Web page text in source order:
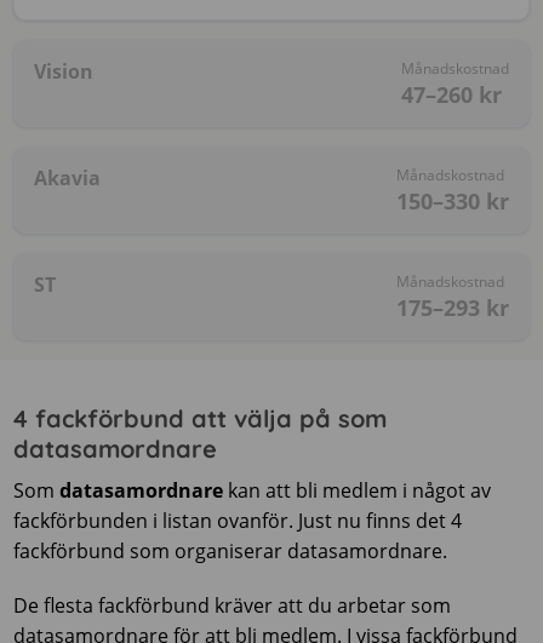
Vision Månadskostnad
47–260 kr
Akavia Månadskostnad
150–330 kr
ST Månadskostnad
175–293 kr
4 fackförbund att välja på som
datasamordnare
Somdatasamordnare kan att bli medlem i något av
fackförbunden i listan ovanför. Just nu finns det 4
fackförbund som organiserar datasamordnare.
De flesta fackförbund kräver att du arbetar som
datasamordnare för att bli medlem. I vissa fackförbund